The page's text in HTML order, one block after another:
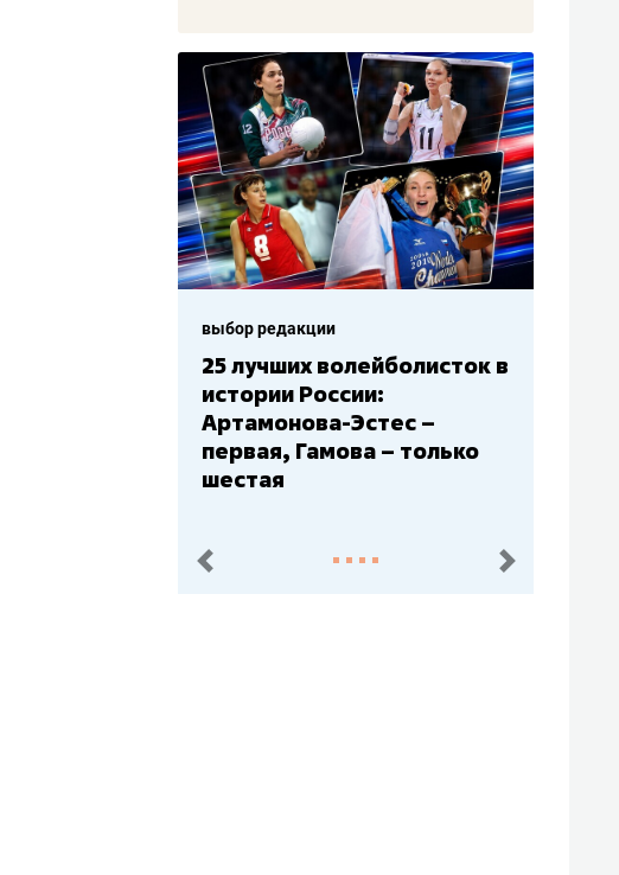
выбор редакции
Бюджеты клубов КХЛ: СКА
– главный мажор, «Ак
Барс» – второй, «Салават
Юлаев» – середняк
пред. след.